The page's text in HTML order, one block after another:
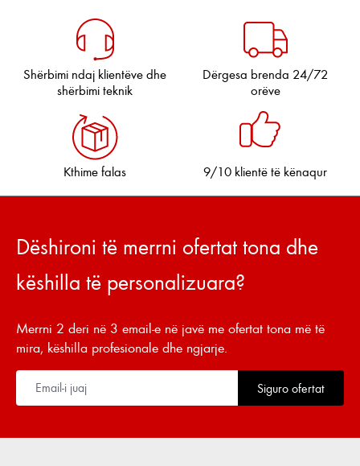
Shërbimi ndaj klientëve dhe
shërbimi teknik
Dërgesa brenda 24/72
orëve
Kthime falas 9/10 klientë të kënaqur
Dëshironi të merrni ofertat tona dhe
këshilla të personalizuara?
Merrni 2 deri në 3 email-e në javë me ofertat tona më të
mira, këshilla profesionale dhe ngjarje.
Siguro ofertat